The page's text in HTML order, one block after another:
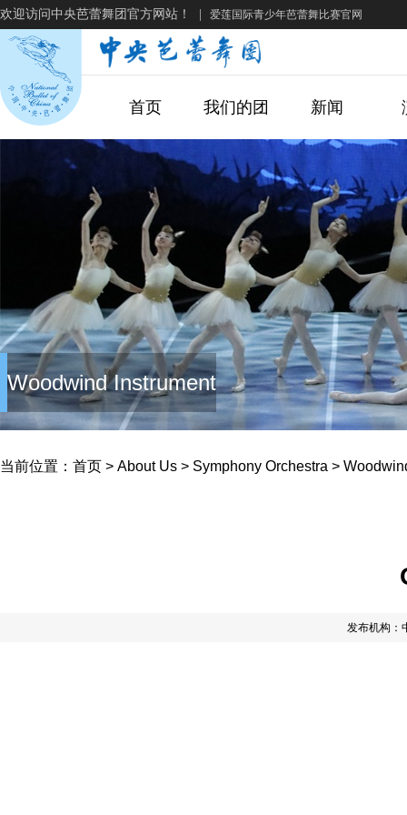
欢迎访问中央芭蕾舞团官方网站！ 爱莲国际青少年芭蕾舞比赛官网
首页 我们的团 新闻
Woodwind Instrument
当前位置： 首页 > About Us > Symphony Orchestra >
发布机构：